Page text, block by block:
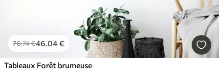
76.74€46 .04€
Tableaux Forêt brumeuse